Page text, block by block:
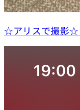
☆アリスで撮影☆